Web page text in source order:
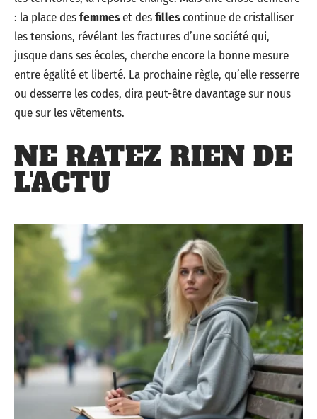
: la place desfemmeset desfillescontinue de cristalliser
les tensions, révélant les fractures d’une société qui,
jusque dans ses écoles, cherche encore la bonne mesure
entre égalité et liberté. La prochaine règle, qu’elle resserre
ou desserre les codes, dira peut-être davantage sur nous
que sur les vêtements.
NE RATEZ RIEN DE
L'ACTU